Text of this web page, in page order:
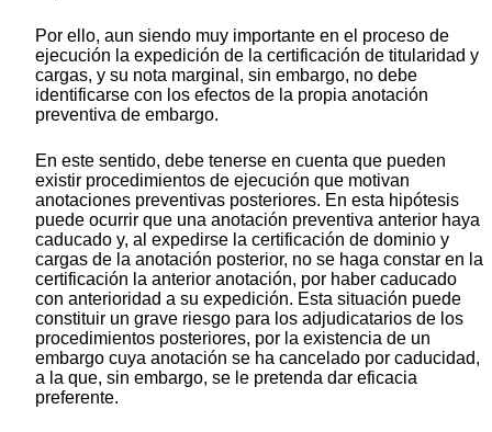
Por ello, aun siendo muy importante en el proceso de
ejecución la expedición de la certificación de titularidad y
cargas, y su nota marginal, sin embargo, no debe
identificarse con los efectos de la propia anotación
preventiva de embargo.
En este sentido, debe tenerse en cuenta que pueden
existir procedimientos de ejecución que motivan
anotaciones preventivas posteriores. En esta hipótesis
puede ocurrir que una anotación preventiva anterior haya
caducado y, al expedirse la certificación de dominio y
cargas de la anotación posterior, no se haga constar en la
certificación la anterior anotación, por haber caducado
con anterioridad a su expedición. Esta situación puede
constituir un grave riesgo para los adjudicatarios de los
procedimientos posteriores, por la existencia de un
embargo cuya anotación se ha cancelado por caducidad,
a la que, sin embargo, se le pretenda dar eficacia
preferente.